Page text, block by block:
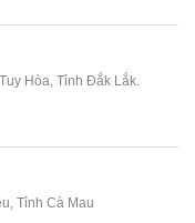
Hòa, Tỉnh Đắk Lắk.
Tỉnh Cà Mau